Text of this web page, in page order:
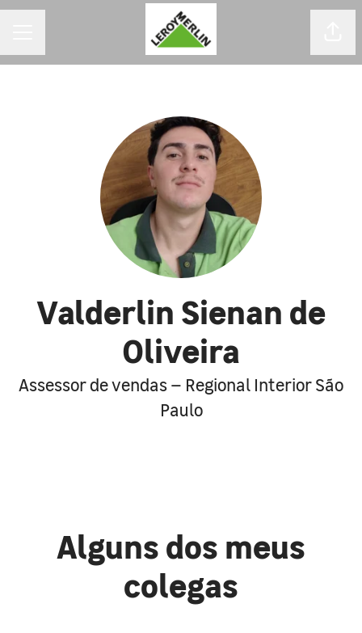
Valderlin Sienan de
Oliveira
Assessor de vendas – Regional Interior São
Paulo
Alguns dos meus
colegas